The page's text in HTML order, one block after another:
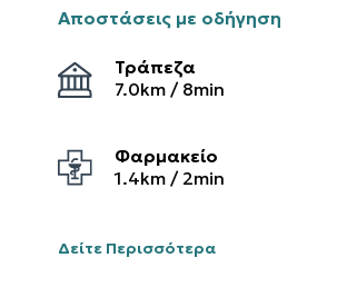
Αποστάσεις με οδήγηση
Τράπεζα
7.0km / 8min
Φαρμακείο
1.4km / 2min
Δείτε Περισσότερα